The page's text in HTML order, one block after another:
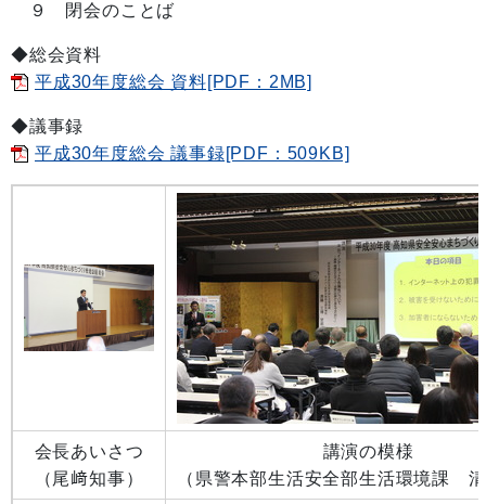
９ 閉会のことば
◆総会資料
平成30年度総会 資料[PDF：2MB]
◆議事録
平成30年度総会 議事録[PDF：509KB]
会長あいさつ
（尾﨑知事）
講演の模様
（県警本部生活安全部生活環境課